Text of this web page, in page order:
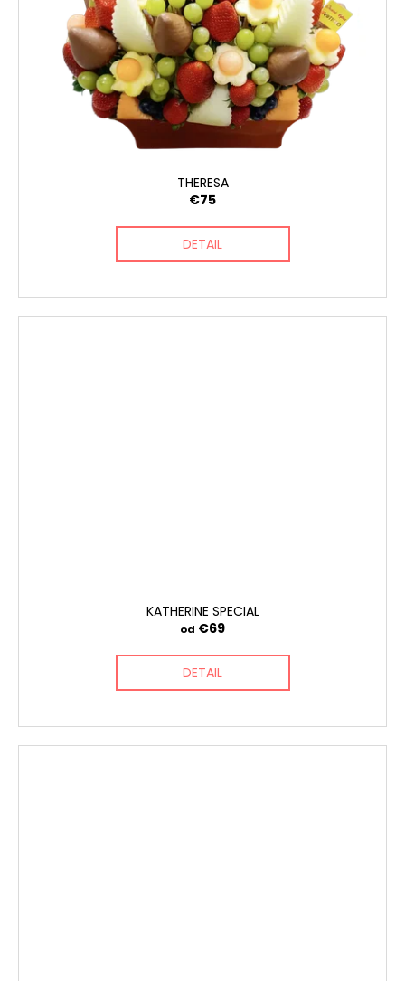
THERESA
€75
DETAIL
KATHERINE SPECIAL
od €69
DETAIL